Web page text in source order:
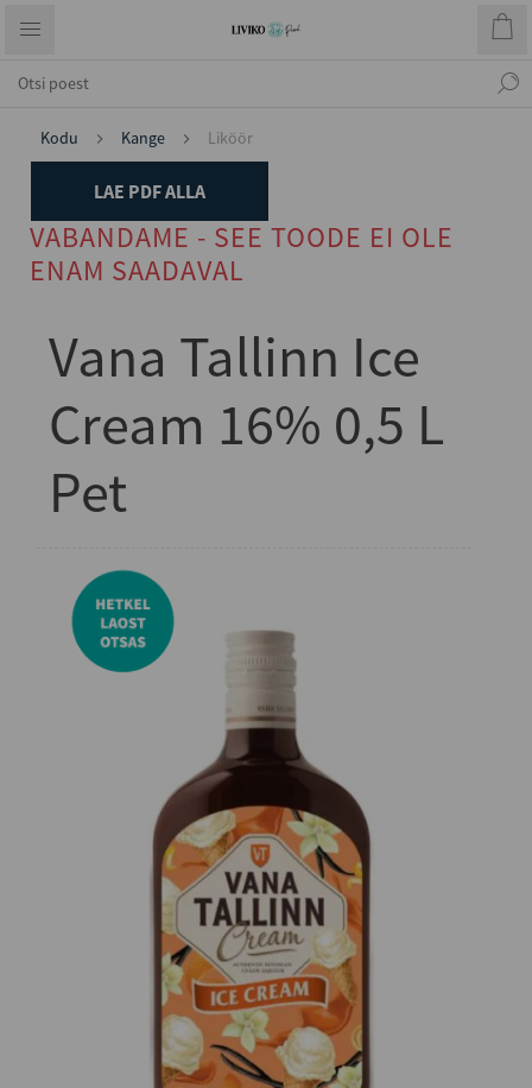
Kodu Kange Liköör
LAE PDF ALLA
VABANDAME - SEE TOODE EI OLE
ENAM SAADAVAL
Vana Tallinn Ice
Cream 16% 0,5 L
Pet